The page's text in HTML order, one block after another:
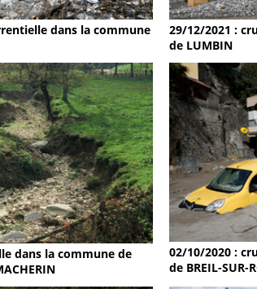
dans la commune
29/12/2021 :
de LUMBIN
dans la commune de
02/10/2020 :
de BREIL-SUR-